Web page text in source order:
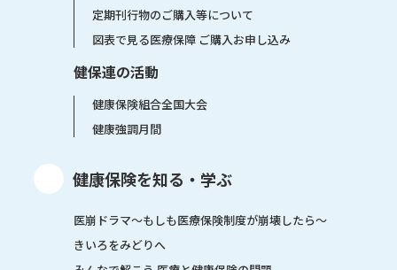
定期刊行物のご購入等について
図表で見る医療保障 ご購入お申し込み
健保連の活動
健康保険組合全国大会
健康強調月間
健康保険を知る・学ぶ
医崩ドラマ〜もしも医療保険制度が崩壊したら〜
きいろをみどりへ